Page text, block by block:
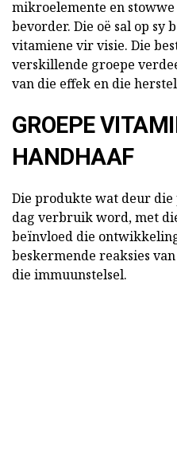
mikroelemente en
bevorder. Die oë sal op
vitamiene vir visie. Die
verskillende groepe
van die effek en die
GROEPE
HANDHAAF
Die produkte wat deur die
dag verbruik word, met
beïnvloed die
beskermende reaksies
die immuunstelsel.